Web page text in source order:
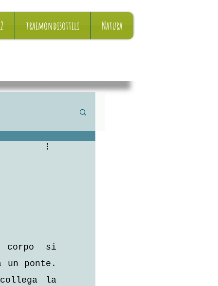
traimondisottili Natura
corpo si
un ponte.
la